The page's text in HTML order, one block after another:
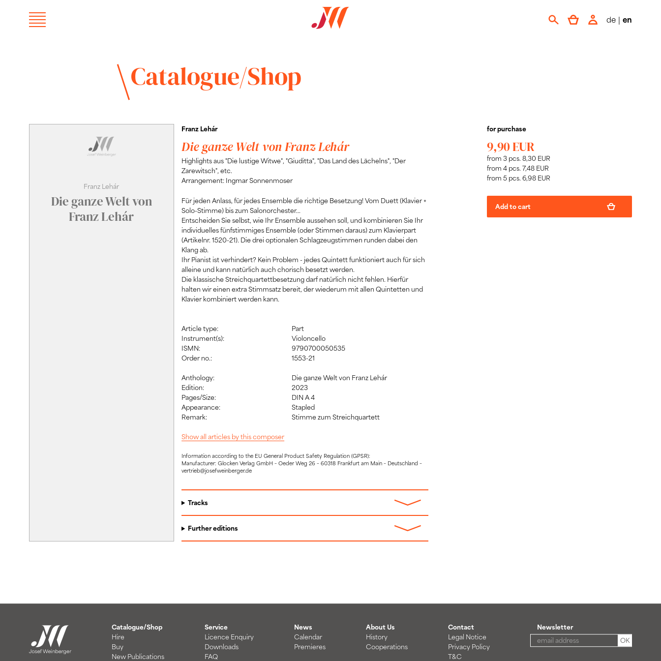
de | en
Catalogue/Shop
Franz Lehár
Die ganze Welt von
Franz Lehár
Franz Lehár
Die ganze Welt von Franz Lehár
Highlights aus "Die lustige Witwe", "Giuditta", "Das Land des Lächelns", "Der
Zarewitsch", etc.
Arrangement: Ingmar Sonnenmoser
Für jeden Anlass, für jedes Ensemble die richtige Besetzung! Vom Duett (Klavier +
Solo-Stimme) bis zum Salonorchester...
Entscheiden Sie selbst, wie Ihr Ensemble aussehen soll, und kombinieren Sie Ihr
individuelles fünfstimmiges Ensemble (oder Stimmen daraus) zum Klavierpart
(Artikelnr. 1520-21). Die drei optionalen Schlagzeugstimmen runden dabei den
Klang ab.
Ihr Pianist ist verhindert? Kein Problem - jedes Quintett funktioniert auch für sich
alleine und kann natürlich auch chorisch besetzt werden.
Die klassische Streichquartettbesetzung darf natürlich nicht fehlen. Hierfür
halten wir einen extra Stimmsatz bereit, der wiederum mit allen Quintetten und
Klavier kombiniert werden kann.
Article type:
Part
Instrument(s):
Violoncello
ISMN:
9790700050535
Order no.:
1553-21
Anthology:
Die ganze Welt von Franz Lehár
Edition:
2023
Pages/Size:
DIN A 4
Appearance:
Stapled
Remark:
Stimme zum Streichquartett
Show all articles by this composer
Information according to the EU General Product Safety Regulation (GPSR):
Manufacturer: Glocken Verlag GmbH – Oeder Weg 26 – 60318 Frankfurt am Main – Deutschland –
vertrieb@josefweinberger.de
Tracks
Further editions
for purchase
9,90 EUR
from 3 pcs. 8,30 EUR
from 4 pcs. 7,48 EUR
from 5 pcs. 6,98 EUR
Add to cart
Catalogue/Shop
Hire
Buy
New Publications
Service
Licence Enquiry
Downloads
FAQ
News
Calendar
Premieres
About Us
History
Cooperations
Contact
Legal Notice
Privacy Policy
T&C
Newsletter
OK